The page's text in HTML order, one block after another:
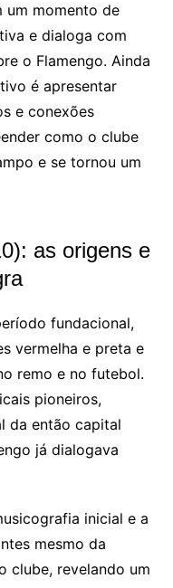
um momento de
e dialoga com
o Flamengo. Ainda
é apresentar
e conexões
como o clube
e se tornou um
as origens e
fundacional,
vermelha e preta e
remo e no futebol.
pioneiros,
da então capital
já dialogava
inicial e a
mesmo da
clube, revelando um